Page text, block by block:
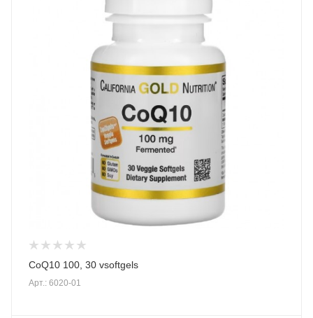
CoQ10 100, 30 vsoftgels
Арт.: 6020-01